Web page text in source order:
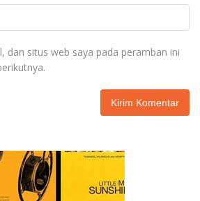
dan situs web saya pada peramban ini